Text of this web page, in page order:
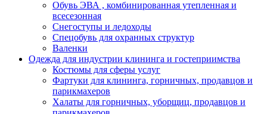
Обувь ЭВА , комбинированная утепленная и
всесезонная
Снегоступы и ледоходы
Спецобувь для охранных структур
Валенки
Одежда для индустрии клининга и гостеприимства
Костюмы для сферы услуг
Фартуки для клининга, горничных, продавцов и
парикмахеров
Халаты для горничных, уборщиц, продавцов и